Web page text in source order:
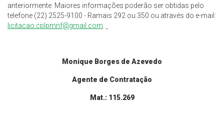
anteriormente. Maiores informações poderão ser obtidas pelo
telefone (22) 2525-9100 - Ramais 292 ou 350 ou através do e-mail:
licitacao.cplpmnf@gmail.com
Monique Borges de Azevedo
Agente de Contratação
Mat.: 115.269